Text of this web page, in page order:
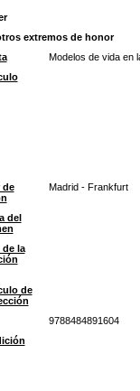
extremos de honor
Modelos de vida en
de
Madrid - Frankfurt
del
la
de
9788484891604